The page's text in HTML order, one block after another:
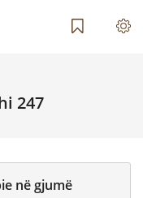
247
në gjumë